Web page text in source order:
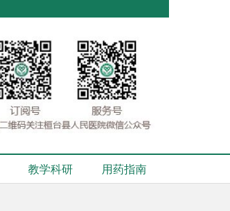
教学科研 用药指南